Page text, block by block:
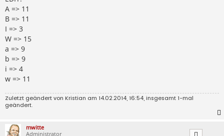
A => 11
B => 11
I => 3
W => 15
a => 9
b => 9
i => 4
w => 11
Zuletzt geändert von Kristian am 14.02.2014, 16:54, insgesamt 1-mal
geändert.
mwitte
Administrator